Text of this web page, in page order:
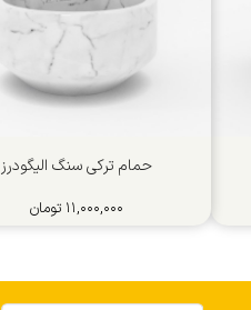
حمام ترکی سنگ الیگودرز
۱۱,۰۰۰,۰۰۰ تومان